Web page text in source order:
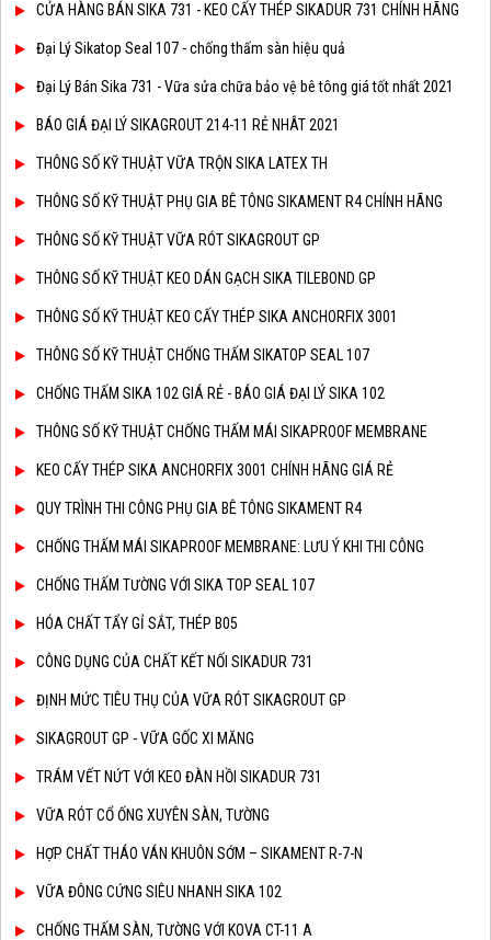
CỬA HÀNG BÁN SIKA 731 - KEO CẤY THÉP SIKADUR 731 CHÍNH HÃNG
Đại Lý Sikatop Seal 107 - chống thấm sàn hiệu quả
Đại Lý Bán Sika 731 - Vữa sửa chữa bảo vệ bê tông giá tốt nhất 2021
BÁO GIÁ ĐẠI LÝ SIKAGROUT 214-11 RẺ NHÂT 2021
THÔNG SỐ KỸ THUẬT VỮA TRỘN SIKA LATEX TH
THÔNG SỐ KỸ THUẬT PHỤ GIA BÊ TÔNG SIKAMENT R4 CHÍNH HÃNG
THÔNG SỐ KỸ THUẬT VỮA RÓT SIKAGROUT GP
THÔNG SỐ KỸ THUẬT KEO DÁN GẠCH SIKA TILEBOND GP
THÔNG SỐ KỸ THUẬT KEO CẤY THÉP SIKA ANCHORFIX 3001
THÔNG SỐ KỸ THUẬT CHỐNG THẤM SIKATOP SEAL 107
CHỐNG THẤM SIKA 102 GIÁ RẺ - BÁO GIÁ ĐẠI LÝ SIKA 102
THÔNG SỐ KỸ THUẬT CHỐNG THẤM MÁI SIKAPROOF MEMBRANE
KEO CẤY THÉP SIKA ANCHORFIX 3001 CHÍNH HÃNG GIÁ RẺ
QUY TRÌNH THI CÔNG PHỤ GIA BÊ TÔNG SIKAMENT R4
CHỐNG THẤM MÁI SIKAPROOF MEMBRANE: LƯU Ý KHI THI CÔNG
CHỐNG THẤM TƯỜNG VỚI SIKA TOP SEAL 107
HÓA CHẤT TẨY GỈ SẮT, THÉP B05
CÔNG DỤNG CỦA CHẤT KẾT NỐI SIKADUR 731
ĐỊNH MỨC TIÊU THỤ CỦA VỮA RÓT SIKAGROUT GP
SIKAGROUT GP - VỮA GỐC XI MĂNG
TRÁM VẾT NỨT VỚI KEO ĐÀN HỒI SIKADUR 731
VỮA RÓT CỔ ỐNG XUYÊN SÀN, TƯỜNG
HỢP CHẤT THÁO VÁN KHUÔN SỚM – SIKAMENT R-7-N
VỮA ĐÔNG CỨNG SIÊU NHANH SIKA 102
CHỐNG THẤM SÀN, TƯỜNG VỚI KOVA CT-11 A